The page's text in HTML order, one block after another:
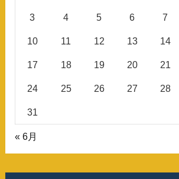
3 4 5 6 7
10 11 12 13 14
17 18 19 20 21
24 25 26 27 28
31
« 6月